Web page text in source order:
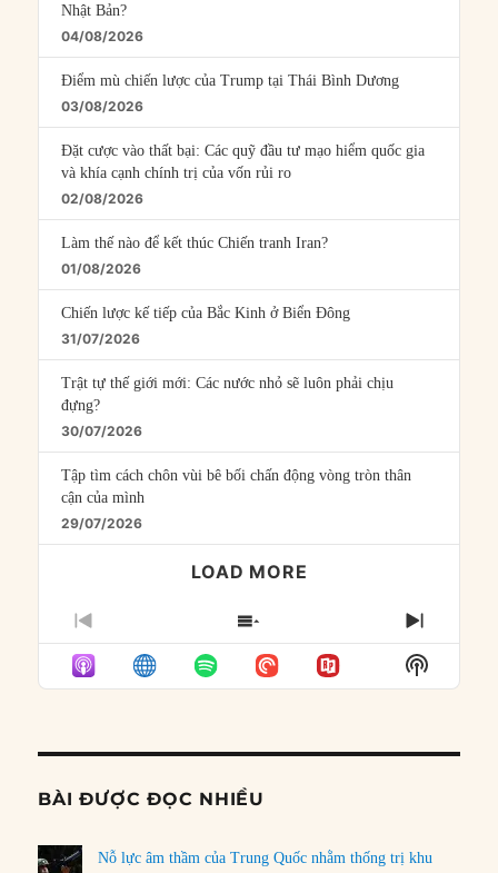
Nhật Bản?
04/08/2026
Điểm mù chiến lược của Trump tại Thái Bình Dương
03/08/2026
Đặt cược vào thất bại: Các quỹ đầu tư mạo hiểm quốc gia
và khía cạnh chính trị của vốn rủi ro
02/08/2026
Làm thế nào để kết thúc Chiến tranh Iran?
01/08/2026
Chiến lược kế tiếp của Bắc Kinh ở Biển Đông
31/07/2026
Trật tự thế giới mới: Các nước nhỏ sẽ luôn phải chịu
đựng?
30/07/2026
Tập tìm cách chôn vùi bê bối chấn động vòng tròn thân
cận của mình
29/07/2026
LOAD MORE
PREVIOUS
EPISODE
SHOW
EPISODES
LIST
NEXT
Show
Podcast
BÀI ĐƯỢC ĐỌC NHIỀU
Nỗ lực âm thầm của Trung Quốc nhằm thống trị khu